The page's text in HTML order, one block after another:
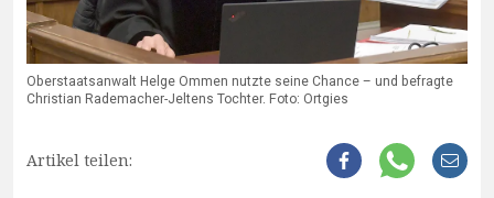
Oberstaatsanwalt Helge Ommen nutzte seine Chance – und befragte
Christian Rademacher-Jeltens Tochter. Foto: Ortgies
Artikel teilen: